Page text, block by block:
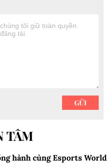
TÂM
hành cùng Esports World